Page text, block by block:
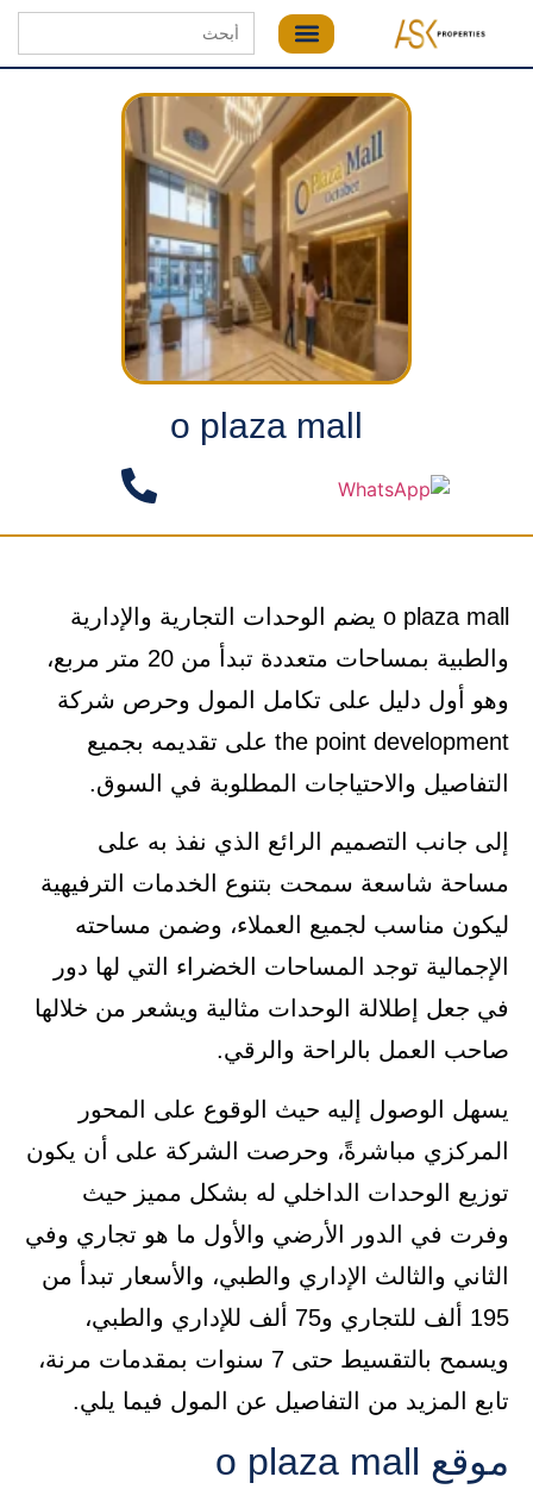
Search
for:
o plaza mall
o plaza mall يضم الوحدات التجارية والإدارية
والطبية بمساحات متعددة تبدأ من 20 متر مربع،
وهو أول دليل على تكامل المول وحرص شركة
the point development على تقديمه بجميع
التفاصيل والاحتياجات المطلوبة في السوق.
إلى جانب التصميم الرائع الذي نفذ به على
مساحة شاسعة سمحت بتنوع الخدمات الترفيهية
ليكون مناسب لجميع العملاء، وضمن مساحته
الإجمالية توجد المساحات الخضراء التي لها دور
في جعل إطلالة الوحدات مثالية ويشعر من خلالها
صاحب العمل بالراحة والرقي.
يسهل الوصول إليه حيث الوقوع على المحور
المركزي مباشرةً، وحرصت الشركة على أن يكون
توزيع الوحدات الداخلي له بشكل مميز حيث
وفرت في الدور الأرضي والأول ما هو تجاري وفي
الثاني والثالث الإداري والطبي، والأسعار تبدأ من
195 ألف للتجاري و75 ألف للإداري والطبي،
ويسمح بالتقسيط حتى 7 سنوات بمقدمات مرنة،
تابع المزيد من التفاصيل عن المول فيما يلي.
موقع o plaza mall